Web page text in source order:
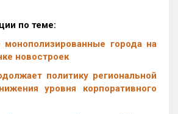
по теме:
города на
новостроек
политику региональной
уровня корпоративного